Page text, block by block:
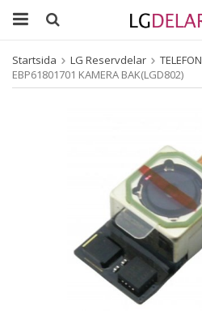
Startsida LG Reservdelar TELEFON
EBP61801701 KAMERA BAK(LGD802)